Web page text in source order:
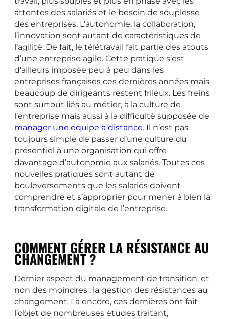
attentes des salariés et le besoin de souplesse
des entreprises. L’autonomie, la collaboration,
l’innovation sont autant de caractéristiques de
l’agilité. De fait, le télétravail fait partie des atouts
d’une entreprise agile. Cette pratique s’est
d’ailleurs imposée peu à peu dans les
entreprises françaises ces dernières années mais
beaucoup de dirigeants restent frileux. Les freins
sont surtout liés au métier, à la culture de
l’entreprise mais aussi à la difficulté supposée de
manager une équipe à distance. Il n’est pas
toujours simple de passer d’une culture du
présentiel à une organisation qui offre
davantage d’autonomie aux salariés. Toutes ces
nouvelles pratiques sont autant de
bouleversements que les salariés doivent
comprendre et s’approprier pour mener à bien la
transformation digitale de l’entreprise.
COMMENT GÉRER LA RÉSISTANCE AU
CHANGEMENT ?
Dernier aspect du management de transition, et
non des moindres : la gestion des résistances au
changement. Là encore, ces dernières ont fait
l’objet de nombreuses études traitant,